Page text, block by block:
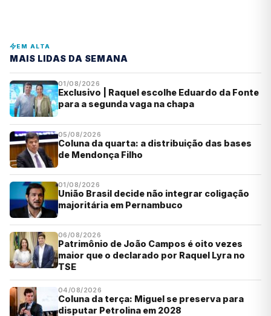
EM ALTA
MAIS LIDAS DA SEMANA
01/08/2026
Exclusivo | Raquel escolhe Eduardo da Fonte
para a segunda vaga na chapa
05/08/2026
Coluna da quarta: a distribuição das bases
de Mendonça Filho
01/08/2026
União Brasil decide não integrar coligação
majoritária em Pernambuco
06/08/2026
Patrimônio de João Campos é oito vezes
maior que o declarado por Raquel Lyra no
TSE
04/08/2026
Coluna da terça: Miguel se preserva para
disputar Petrolina em 2028